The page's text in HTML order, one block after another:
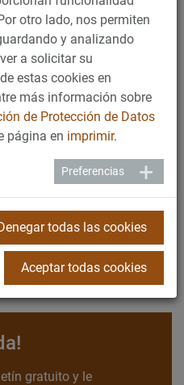
Portugal y 8 países de
Uruguay, Puerto Rico, Perú,
le ofrecen nuestra gama
cualificados,
colaborador local de forma
gratuito y le
otro lado, nos permiten
y analizando
a solicitar su
estas cookies en
más información sobre
de Protección de Datos
página en imprimir.
Preferencias
todas las cookies
Aceptar todas cookies